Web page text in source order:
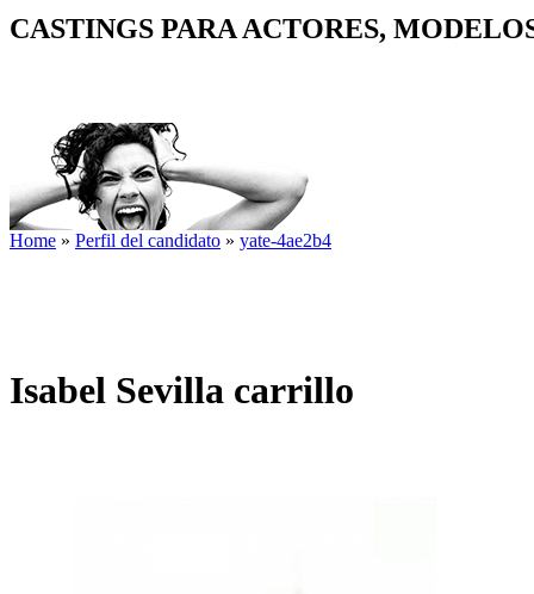
CASTINGS PARA ACTORES,
Home » Perfil del candidato » yate-4ae2b4
Isabel Sevilla carrillo